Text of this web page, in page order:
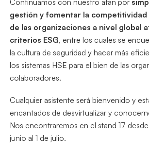
gestión y fomentar la competitividad
de las organizaciones a nivel global
criterios ESG, entre los cuales se
la cultura de seguridad y hacer más
los sistemas HSE para el bien de las
colaboradores.
Cualquier asistente será bienvenido y
encantados de desvirtualizar y
Nos encontraremos en el stand 17
junio al 1 de julio.